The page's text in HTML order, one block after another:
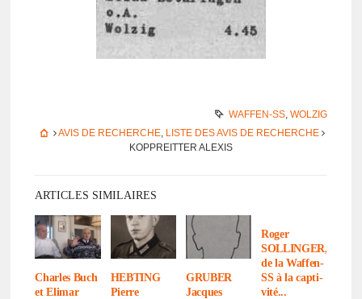
WAFFEN-SS, WOLZIG
AVIS DE RECHERCHE, LISTE DES AVIS DE RECHERCHE
KOPPREITTER ALEXIS
ARTICLES SIMILAIRES
Charles Buch
et Elimar
HEBTING
Pierre
GRUBER
Jacques
Roger
SOLLINGER,
de la Waffen-
SS à la capti­
vité...